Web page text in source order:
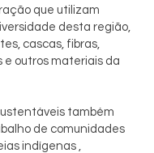
que utilizam
desta região,
cascas, fibras,
e outros materiais da
também
de comunidades
indígenas ,